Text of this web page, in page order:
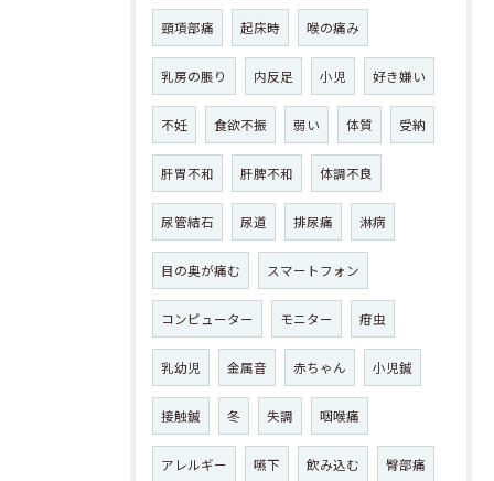
頸項部痛 起床時 喉の痛み
乳房の脹り 内反足 小児 好き嫌い
不妊 食欲不振 弱い 体質 受納
肝胃不和 肝脾不和 体調不良
尿管結石 尿道 排尿痛 淋病
目の奥が痛む スマートフォン
コンピューター モニター 疳虫
乳幼児 金属音 赤ちゃん 小児鍼
接触鍼 冬 失調 咽喉痛
アレルギー 嚥下 飲み込む 臀部痛